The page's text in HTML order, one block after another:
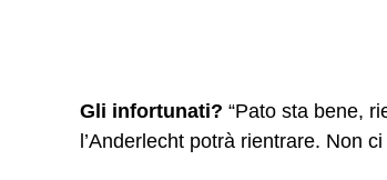
Gli infortunati? “Pato sta bene,
l’Anderlecht potrà rientrare. Non